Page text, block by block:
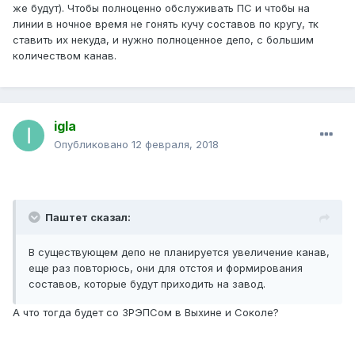
же будут). Чтобы полноценно обслуживать ПС и чтобы на
линии в ночное время не гонять кучу составов по кругу, тк
ставить их некуда, и нужно полноценное депо, с большим
количеством канав.
igla
Опубликовано 12 февраля, 2018
Паштет сказал:
В существующем депо не планируется увеличение канав,
еще раз повторюсь, они для отстоя и формирования
составов, которые будут приходить на завод.
А что тогда будет со ЗРЭПСом в Выхине и Соколе?